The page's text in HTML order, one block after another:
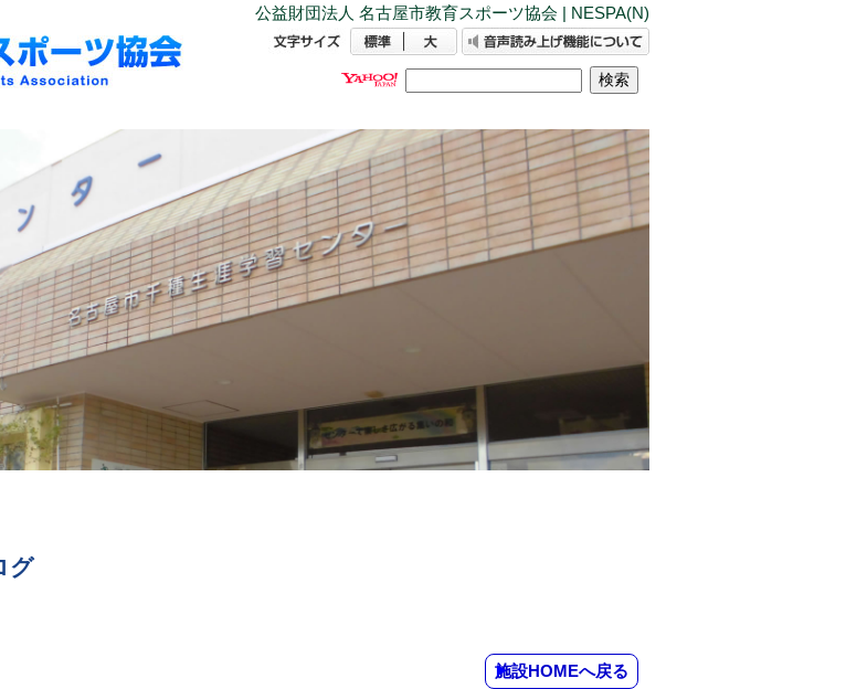
公益財団法人 名古屋市教育スポーツ協会 | NESPA(N)
グ
施設HOMEへ戻る